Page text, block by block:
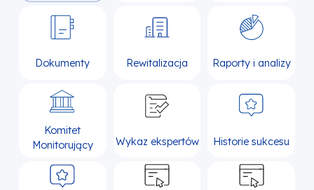
Dokumenty Rewitalizacja Raporty i analizy
Komitet
Monitorujący
Wykaz ekspertów Historie sukcesu